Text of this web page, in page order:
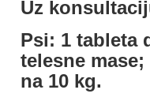
Uz
Psi: 1 tableta
telesne
na 10 kg.